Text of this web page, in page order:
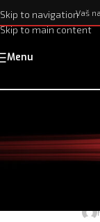
Skip to navigation
Skip to main content
Vaš
Menu
Super